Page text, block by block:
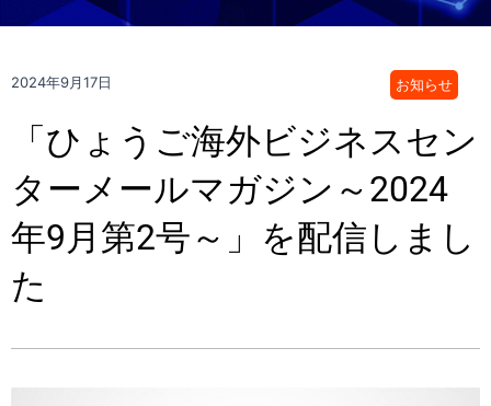
2024年9月17日 お知らせ
「ひょうご海外ビジネスセン
ターメールマガジン～2024
年9月第2号～」を配信しまし
た